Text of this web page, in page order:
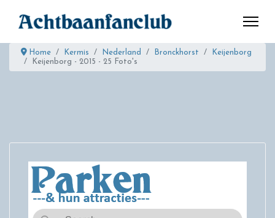
Home Kermis Nederland Bronckhorst
Keijenborg
Keijenborg - 2015 - 25 Foto's